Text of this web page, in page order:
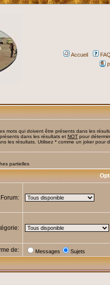
Accueil
mots qui doivent être présents dans les
dans les résultats et NOT pour
les résultats. Utilisez * comme un joker pour
partielles
Forum:
de: Messages Sujets